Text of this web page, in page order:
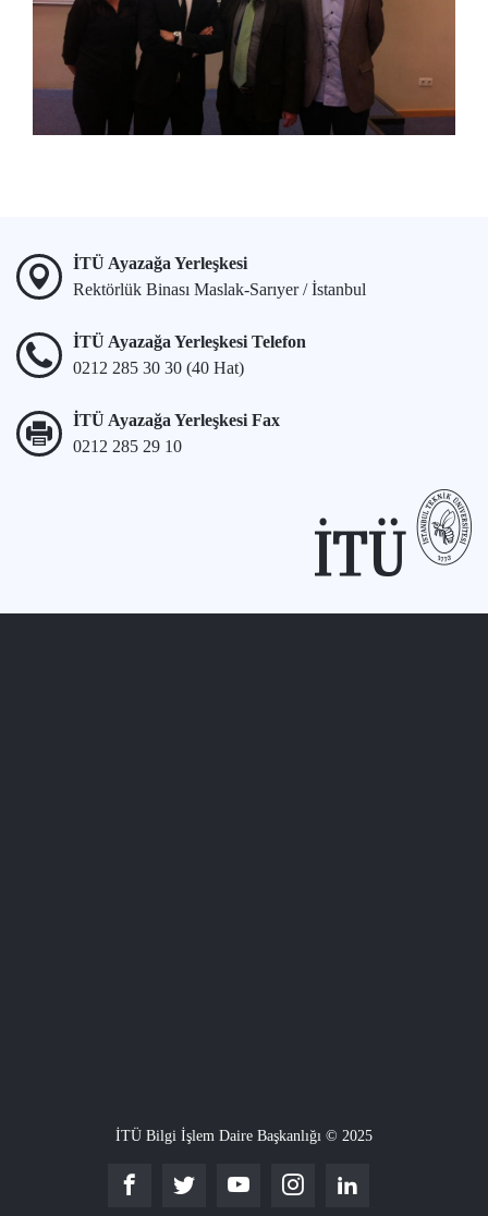
İTÜ Ayazağa Yerleşkesi
Rektörlük Binası Maslak-Sarıyer / İstanbul
İTÜ Ayazağa Yerleşkesi Telefon
0212 285 30 30 (40 Hat)
İTÜ Ayazağa Yerleşkesi Fax
0212 285 29 10
İTÜ Bilgi İşlem Daire Başkanlığı © 2025